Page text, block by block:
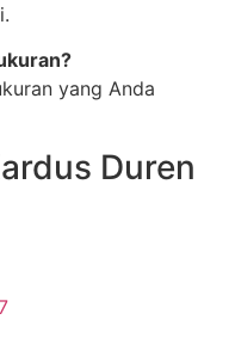
yang Anda
Duren